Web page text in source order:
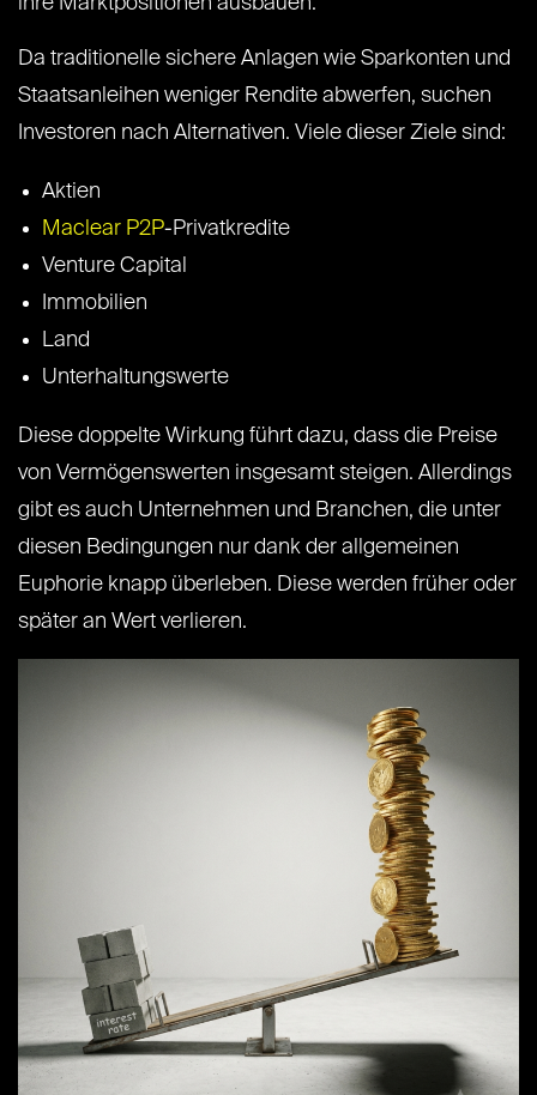
Da traditionelle sichere Anlagen wie Sparkonten und
Staatsanleihen weniger Rendite abwerfen, suchen
Investoren nach Alternativen. Viele dieser Ziele sind:
Aktien
Maclear P2P-Privatkredite
Venture Capital
Immobilien
Land
Unterhaltungswerte
Diese doppelte Wirkung führt dazu, dass die Preise
von Vermögenswerten insgesamt steigen. Allerdings
gibt es auch Unternehmen und Branchen, die unter
diesen Bedingungen nur dank der allgemeinen
Euphorie knapp überleben. Diese werden früher oder
später an Wert verlieren.